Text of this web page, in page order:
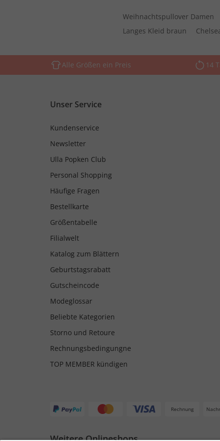
Weihnachtspullover Damen
Langes Kleid braun
Alle Größen ein Preis 14
Unser Service
Kundenservice
Newsletter
Ulla Popken Club
Personal Shopping
Häufige Fragen
Bestellkarte
Größentabelle
Filialwelt
Katalog zum Blättern
Geburtstagsrabatt
Gutscheincode
Modeglossar
Beliebte Kategorien
Storno und Retoure
Rechnungsbedingungne
TOP MEMBER kündigen
Rechnung
Weitere Onlineshops